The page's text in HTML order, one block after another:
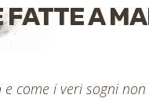
A
e come i veri sogni